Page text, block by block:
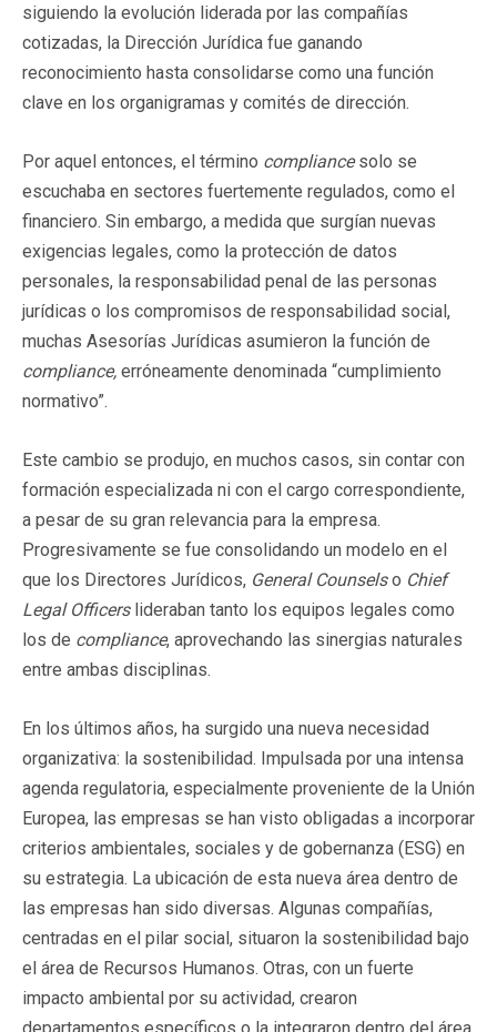
siguiendo la evolución liderada por las compañías
cotizadas, la Dirección Jurídica fue ganando
reconocimiento hasta consolidarse como una función
clave en los organigramas y comités de dirección.
Por aquel entonces, el término compliancesolo se
escuchaba en sectores fuertemente regulados, como el
financiero. Sin embargo, a medida que surgían nuevas
exigencias legales, como la protección de datos
personales, la responsabilidad penal de las personas
jurídicas o los compromisos de responsabilidad social,
muchas Asesorías Jurídicas asumieron la función de
compliance, erróneamente denominada “cumplimiento
normativo”.
Este cambio se produjo, en muchos casos, sin contar con
formación especializada ni con el cargo correspondiente,
a pesar de su gran relevancia para la empresa.
Progresivamente se fue consolidando un modelo en el
que los Directores Jurídicos, General Counselso Chief
Legal Officerslideraban tanto los equipos legales como
los de compliance, aprovechando las sinergias naturales
entre ambas disciplinas.
En los últimos años, ha surgido una nueva necesidad
organizativa: la sostenibilidad. Impulsada por una intensa
agenda regulatoria, especialmente proveniente de la Unión
Europea, las empresas se han visto obligadas a incorporar
criterios ambientales, sociales y de gobernanza (ESG) en
su estrategia. La ubicación de esta nueva área dentro de
las empresas han sido diversas. Algunas compañías,
centradas en el pilar social, situaron la sostenibilidad bajo
el área de Recursos Humanos. Otras, con un fuerte
impacto ambiental por su actividad, crearon
departamentos específicos o la integraron dentro del área